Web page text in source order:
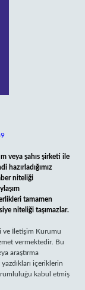
veya şahıs şirketi ile
hazırladığımız
niteliği
tamamen
niteliği taşımazlar.
ve İletişim Kurumu
vermektedir. Bu
araştırma
içeriklerin
kabul etmiş